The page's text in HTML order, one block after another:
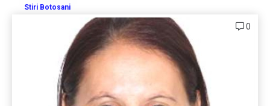
Stiri Botosani
0